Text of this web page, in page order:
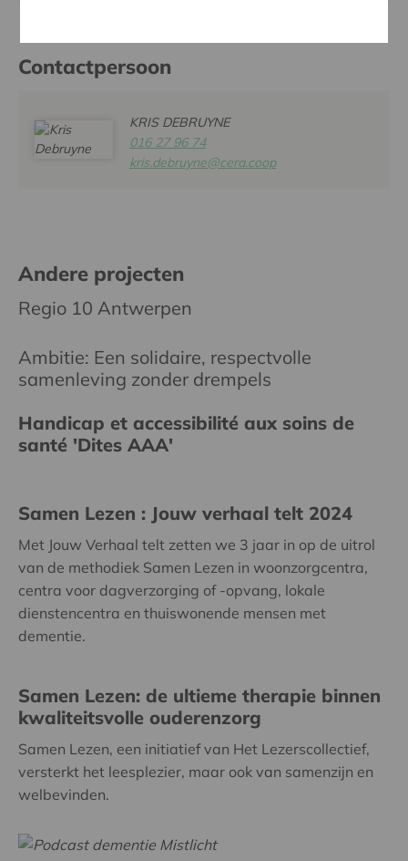
Contactpersoon
KRIS DEBRUYNE
016 27 96 74
kris.debruyne@cera.coop
Andere projecten
Regio 10 Antwerpen
Ambitie: Een solidaire, respectvolle
samenleving zonder drempels
Handicap et accessibilité aux soins de
santé 'Dites AAA'
Samen Lezen : Jouw verhaal telt 2024
Met Jouw Verhaal telt zetten we 3 jaar in op de uitrol
van de methodiek Samen Lezen in woonzorgcentra,
centra voor dagverzorging of -opvang, lokale
dienstencentra en thuiswonende mensen met
dementie.
Samen Lezen: de ultieme therapie binnen
kwaliteitsvolle ouderenzorg
Samen Lezen, een initiatief van Het Lezerscollectief,
versterkt het leesplezier, maar ook van samenzijn en
welbevinden.